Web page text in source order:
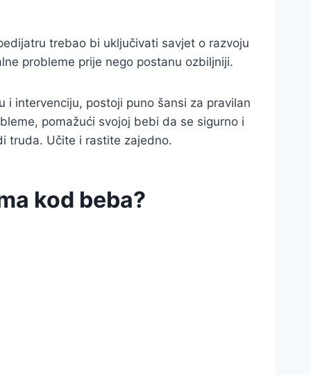
trebao bi uključivati savjet o razvoju
probleme prije nego postanu ozbiljniji.
intervenciju, postoji puno šansi za pravilan
pomažući svojoj bebi da se sigurno i
truda. Učite i rastite zajedno.
kod beba?